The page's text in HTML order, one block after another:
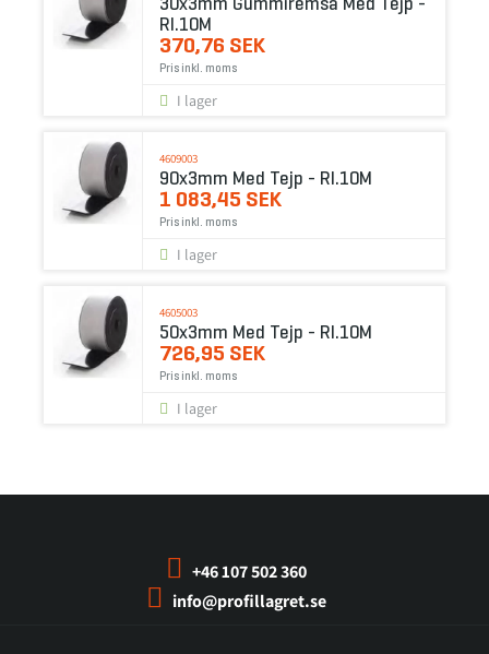
Rl.10M
370,76 SEK
Pris inkl. moms
I lager
4609003
90x3mm Med Tejp - Rl.10M
1 083,45 SEK
Pris inkl. moms
I lager
4605003
50x3mm Med Tejp - Rl.10M
726,95 SEK
Pris inkl. moms
I lager
+46 107 502 360
info@profillagret.se